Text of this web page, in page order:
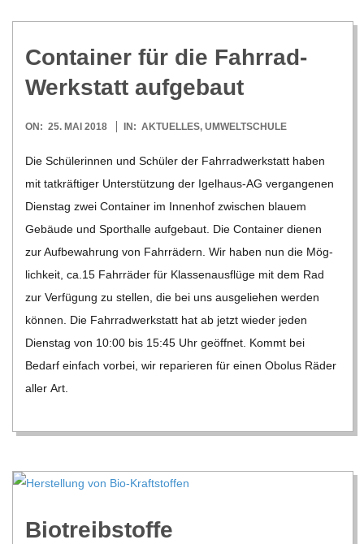
Con­tai­ner für die Fahr­rad-
Werk­statt aufgebaut
2018-
ON: 25. MAI 2018 IN: AKTUELLES, UMWELTSCHULE
Die Schü­le­rin­nen und Schü­ler der Fahr­rad­werk­statt haben
mit tat­kräf­ti­ger Unter­stüt­zung der Igel­haus-AG ver­gan­ge­nen
Diens­tag zwei Con­tai­ner im Innen­hof zwi­schen blauem
Gebäude und Sport­halle auf­ge­baut. Die Con­tai­ner die­nen
zur Auf­be­wah­rung von Fahr­rä­dern. Wir haben nun die Mög­
lich­keit, ca.15 Fahr­rä­der für Klas­sen­aus­flüge mit dem Rad
zur Ver­fü­gung zu stel­len, die bei uns aus­ge­lie­hen wer­den
kön­nen. Die Fahr­rad­werk­statt hat ab jetzt wie­der jeden
Diens­tag von 10:00 bis 15:45 Uhr geöff­net. Kommt bei
Bedarf ein­fach vor­bei, wir repa­rie­ren für einen Obo­lus Räder
aller Art.
Bio­treib­stoffe